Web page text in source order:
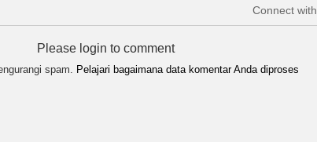
Connect with
Please login to comment
spam. Pelajari bagaimana data komentar Anda diproses